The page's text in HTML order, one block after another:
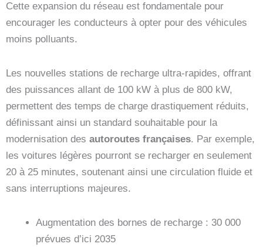
Cette expansion du réseau est fondamentale pour
encourager les conducteurs à opter pour des véhicules
moins polluants.
Les nouvelles stations de recharge ultra-rapides, offrant
des puissances allant de 100 kW à plus de 800 kW,
permettent des temps de charge drastiquement réduits,
définissant ainsi un standard souhaitable pour la
modernisation des autoroutes françaises. Par exemple,
les voitures légères pourront se recharger en seulement
20 à 25 minutes, soutenant ainsi une circulation fluide et
sans interruptions majeures.
Augmentation des bornes de recharge : 30 000
prévues d’ici 2035